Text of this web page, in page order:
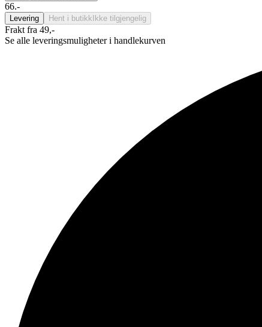
66.-
Levering Hent i butikk Ikke tilgjengelig
Frakt fra 49,-
Se alle leveringsmuligheter i handlekurven